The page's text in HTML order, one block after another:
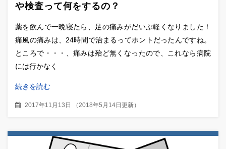
や検査って何をするの？
薬を飲んで一晩寝たら、足の痛みがだいぶ軽くなりました！
痛風の痛みは、24時間で治まるってホントだったんですね。
ところで・・・、痛みは殆ど無くなったので、これなら病院
には行かなく
続きを読む
2017年11月13日 （2018年5月14日更新）